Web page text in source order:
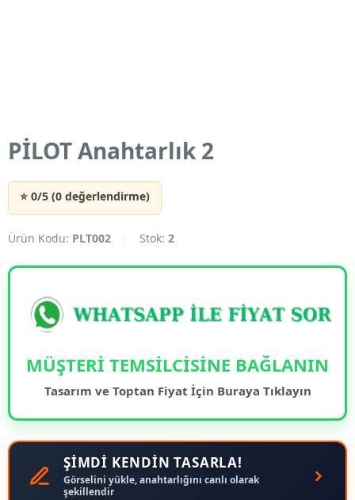
PİLOT Anahtarlık 2
⭐ 0/5 (0 değerlendirme)
Ürün Kodu: PLT002 Stok: 2
MÜŞTERİ TEMSİLCİSİNE BAĞLANIN
Tasarım ve Toptan Fiyat İçin Buraya Tıklayın
ŞİMDİ KENDİN TASARLA!
Görselini yükle, anahtarlığını canlı olarak
şekillendir